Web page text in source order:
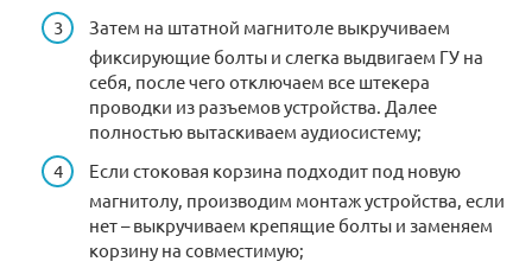
Затем на штатной магнитоле выкручиваем
фиксирующие болты и слегка выдвигаем ГУ на
себя, после чего отключаем все штекера
проводки из разъемов устройства. Далее
полностью вытаскиваем аудиосистему;
Если стоковая корзина подходит под новую
магнитолу, производим монтаж устройства, если
нет – выкручиваем крепящие болты и заменяем
корзину на совместимую;